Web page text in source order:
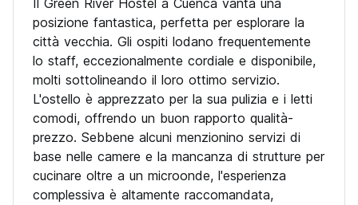
Il Green River Hostel a Cuenca vanta una
posizione fantastica, perfetta per esplorare la
città vecchia. Gli ospiti lodano frequentemente
lo staff, eccezionalmente cordiale e disponibile,
molti sottolineando il loro ottimo servizio.
L'ostello è apprezzato per la sua pulizia e i letti
comodi, offrendo un buon rapporto qualità-
prezzo. Sebbene alcuni menzionino servizi di
base nelle camere e la mancanza di strutture per
cucinare oltre a un microonde, l'esperienza
complessiva è altamente raccomandata,